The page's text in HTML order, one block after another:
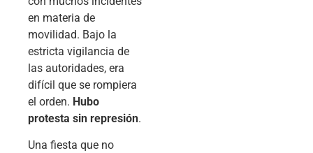
en materia de
movilidad. Bajo la
estricta vigilancia de
las autoridades, era
difícil que se rompiera
el orden. Hubo
protesta sin represión.
Una fiesta que no